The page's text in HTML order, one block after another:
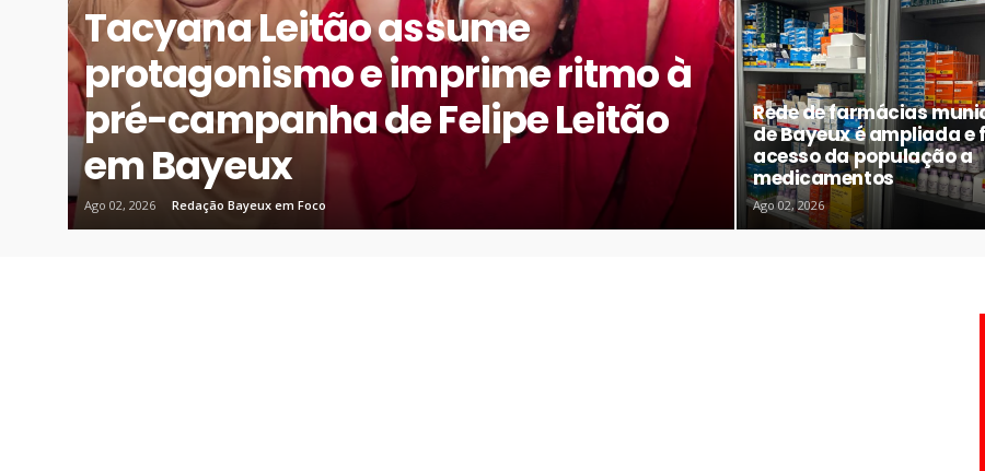
Tacyana Leitão assume
protagonismo e imprime ritmo à
pré-campanha de Felipe Leitão
em Bayeux
Ago 02, 2026 Redação Bayeux em Foco
Rede de farmácias
de Bayeux é ampliada
acesso da população a
medicamentos
Ago 02, 2026